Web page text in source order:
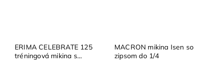
ERIMA CELEBRATE 125
tréningová mikina s
MACRON mikina Isen so
zipsom do 1/4